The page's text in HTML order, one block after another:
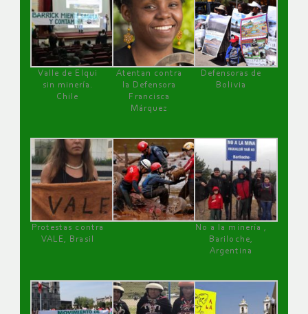
Valle de Elqui
sin minería.
Chile
Atentan contra
la Defensora
Francisca
Márquez
Defensoras de
Bolivia
Protestas contra
VALE, Brasil
No a la minería ,
Bariloche,
Argentina